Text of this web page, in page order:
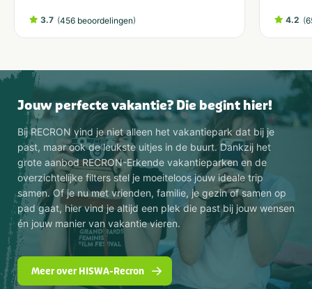
3.7 (456 beoordelingen) 4.2 (
Jouw perfecte vakantie? Die begint hier!
Bij RECRON vind je niet alleen het vakantiepark dat bij je
past, maar ook de leukste uitjes in de buurt. Dankzij het
grote aanbod RECRON-Erkende vakantieparken en de
overzichtelijke filters stel je moeiteloos jouw ideale trip
samen. Of je nu met vrienden, familie, je gezin of samen op
pad gaat, hier vind je altijd een plek die past bij jouw wensen
én jouw manier van vakantie vieren.
Meer over HISWA-Recron